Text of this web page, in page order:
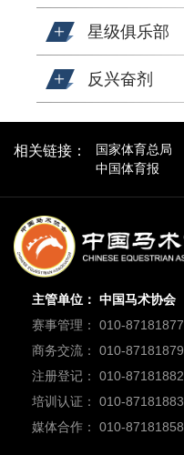
星级俱乐部
反兴奋剂
相关链接： 国家体育总局
中国体育报
主管单位： 中国马术协会
赛事管理： 010-87181877
商务交流： 010-87181879
注册登记： 010-87181882
培训认证： 010-87181883
媒体合作： 010-87181858